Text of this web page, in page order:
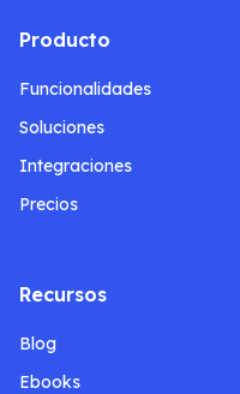
Producto
Funcionalidades
Soluciones
Integraciones
Precios
Recursos
Blog
Ebooks